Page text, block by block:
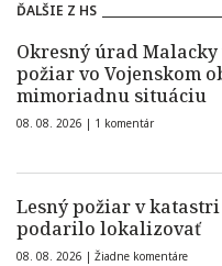
ĎALŠIE Z HS
Okresný úrad
požiar vo Vojenskom
mimoriadnu situáciu
08. 08. 2026 | 1 komentár
Lesný požiar v
podarilo lokalizovať
08. 08. 2026 | Žiadne komentáre